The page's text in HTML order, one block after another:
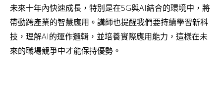
未來十年內快速成長，特別是在5G與AI結合的環境中，將
帶動跨產業的智慧應用。講師也提醒我們要持續學習新科
技，理解AI的運作邏輯，並培養實際應用能力，這樣在未
來的職場競爭中才能保持優勢。